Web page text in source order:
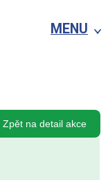
MENU
Zpět na detail akce